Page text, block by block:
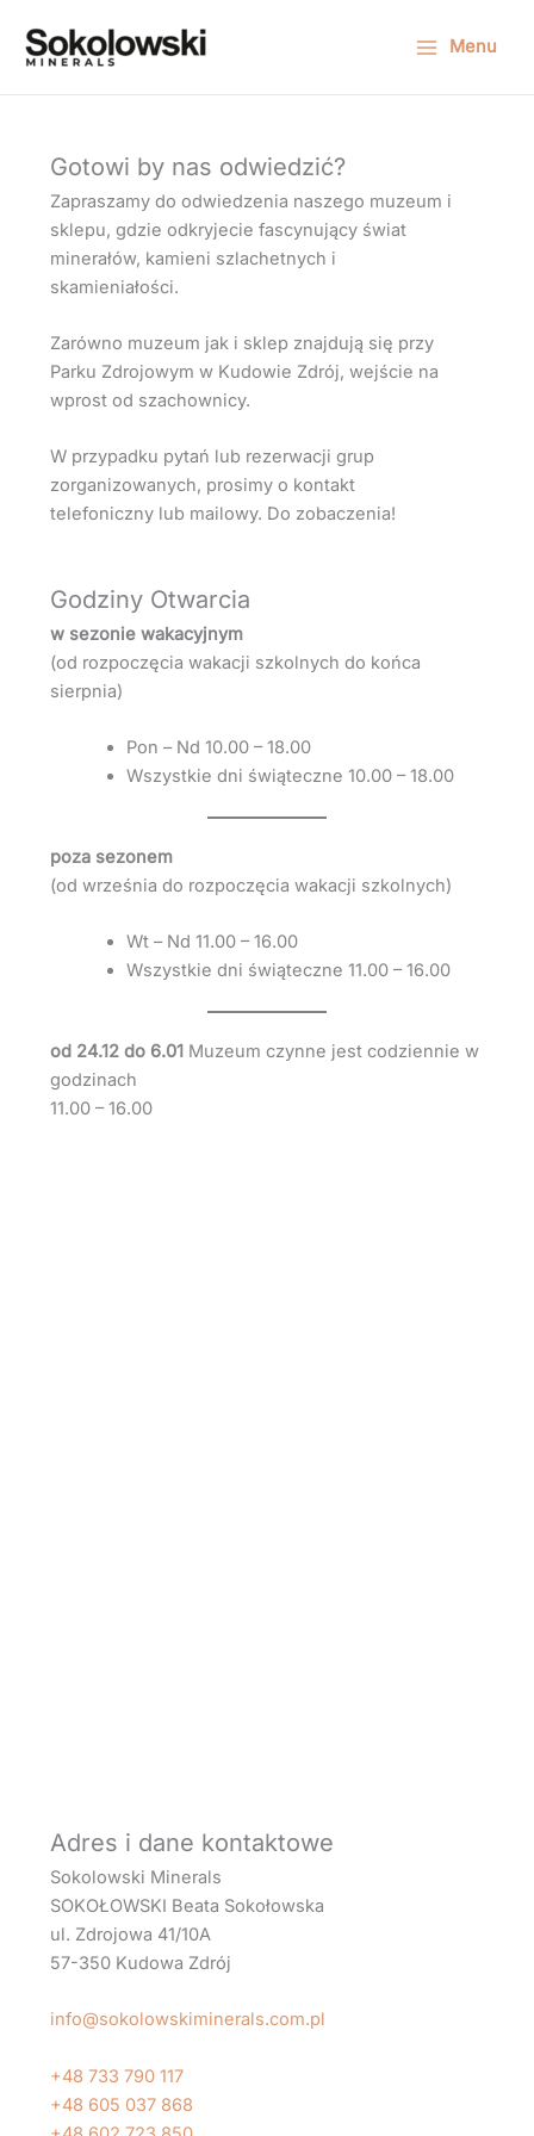
content
Menu
Gotowi by nas odwiedzić?
Zapraszamy do odwiedzenia naszego muzeum i
sklepu, gdzie odkryjecie fascynujący świat
minerałów, kamieni szlachetnych i
skamieniałości.
Zarówno muzeum jak i sklep znajdują się przy
Parku Zdrojowym w Kudowie Zdrój, wejście na
wprost od szachownicy.
W przypadku pytań lub rezerwacji grup
zorganizowanych, prosimy o kontakt
telefoniczny lub mailowy. Do zobaczenia!
Godziny Otwarcia
w sezonie wakacyjnym
(od rozpoczęcia wakacji szkolnych do końca
sierpnia)
Pon – Nd 10.00 – 18.00
Wszystkie dni świąteczne 10.00 – 18.00
poza sezonem
(od września do rozpoczęcia wakacji szkolnych)
Wt – Nd 11.00 – 16.00
Wszystkie dni świąteczne 11.00 – 16.00
od 24.12 do 6.01Muzeum czynne jest codziennie w
godzinach
11.00 – 16.00
Adres i dane kontaktowe
Sokolowski Minerals
SOKOŁOWSKI Beata Sokołowska
ul. Zdrojowa 41/10A
57-350 Kudowa Zdrój
info@sokolowskiminerals.com.pl
+48 733 790 117
+48 605 037 868